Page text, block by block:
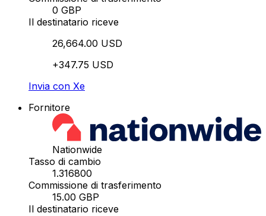
0 GBP
Il destinatario riceve
26,664.00 USD
+347.75 USD
Invia con Xe
Fornitore
Nationwide
Tasso di cambio
1.316800
Commissione di trasferimento
15.00 GBP
Il destinatario riceve